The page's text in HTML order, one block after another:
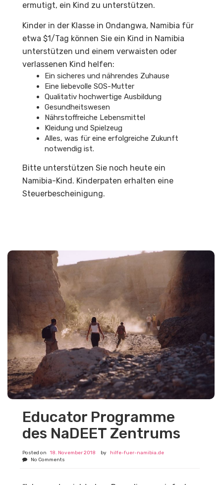
ermutigt, ein Kind zu unterstützen.
Kinder in der Klasse in Ondangwa, Namibia für
etwa $1/Tag können Sie ein Kind in Namibia
unterstützen und einem verwaisten oder
verlassenen Kind helfen:
Ein sicheres und nährendes Zuhause
Eine liebevolle SOS-Mutter
Qualitativ hochwertige Ausbildung
Gesundheitswesen
Nährstoffreiche Lebensmittel
Kleidung und Spielzeug
Alles, was für eine erfolgreiche Zukunft
notwendig ist.
Bitte unterstützen Sie noch heute ein
Namibia-Kind. Kinderpaten erhalten eine
Steuerbescheinigung.
Educator Programme
des NaDEET Zentrums
Posted on 18. November 2018 by
hilfe-fuer-namibia.de
No Comments